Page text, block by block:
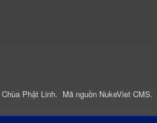
Chùa Phật Linh. Mã nguồn NukeViet CMS.